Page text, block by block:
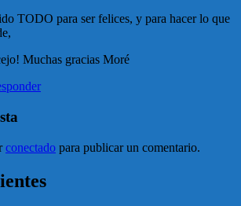
TODO para ser felices, y para hacer lo que
Muchas gracias Moré
conectado para publicar un comentario.